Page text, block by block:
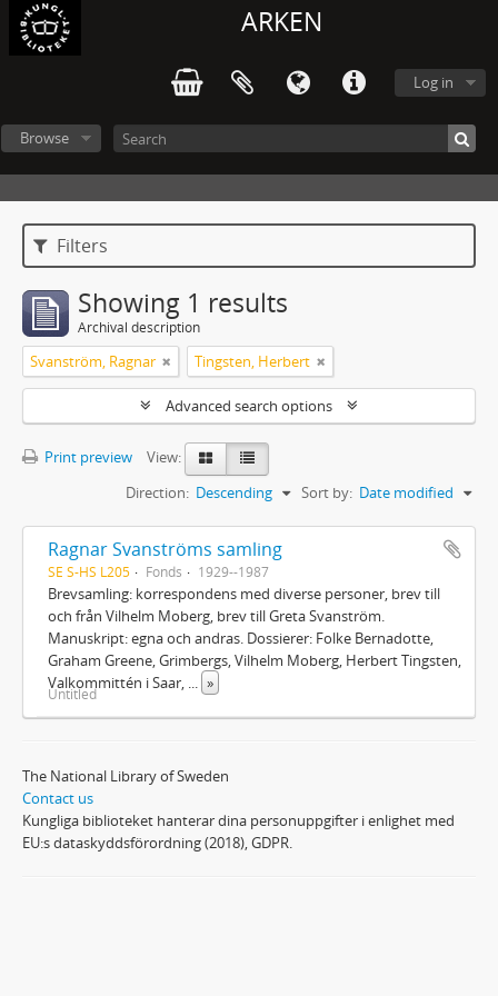
ARKEN
Log in
Browse
Filters
Showing 1 results
Archival description
Svanström, Ragnar Tingsten, Herbert
Advanced search options
Print preview
View:
Sort by: Date modified
Direction: Descending
Ragnar Svanströms samling
SE S-HS L205 Fonds 1929--1987
Brevsamling: korrespondens med diverse personer, brev till
och från Vilhelm Moberg, brev till Greta Svanström.
Manuskript: egna och andras. Dossierer: Folke Bernadotte,
Graham Greene, Grimbergs, Vilhelm Moberg, Herbert Tingsten,
Valkommittén i Saar,
»
Untitled
The National Library of Sweden
Contact us
Kungliga biblioteket hanterar dina personuppgifter i enlighet med
EU:s dataskyddsförordning (2018), GDPR.